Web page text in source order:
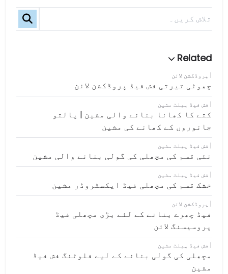
پروڈکشن لائن
چھوٹی تیرتی فش فیڈ پروڈکشن لائن
فش فیڈ پیلٹ مشین
کتے کا کھانا بنانے والی مشین | پالتو
جانوروں کے کھانے کی مشین
فش فیڈ پیلٹ مشین
نئی قسم کی مچھلی کی گولی بنانے والی مشین
فش فیڈ پیلٹ مشین
خشک قسم کی مچھلی فیڈ ایکسٹروڈر مشین
پروڈکشن لائن
فیڈ چھرے بنانے کے لئے بڑی مچھلی فیڈ
پروسیسنگ لائن
فش فیڈ پیلٹ مشین
مچھلی کی گولی بنانے کے لیے فلوٹنگ فش فیڈ
مشین